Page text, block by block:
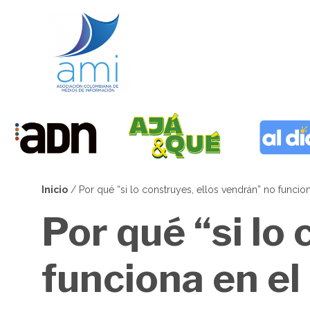
enlaces
de
ayuda
Inicio Por qué “si lo construyes, ellos vendrán” no
Por qué “si lo
funciona en